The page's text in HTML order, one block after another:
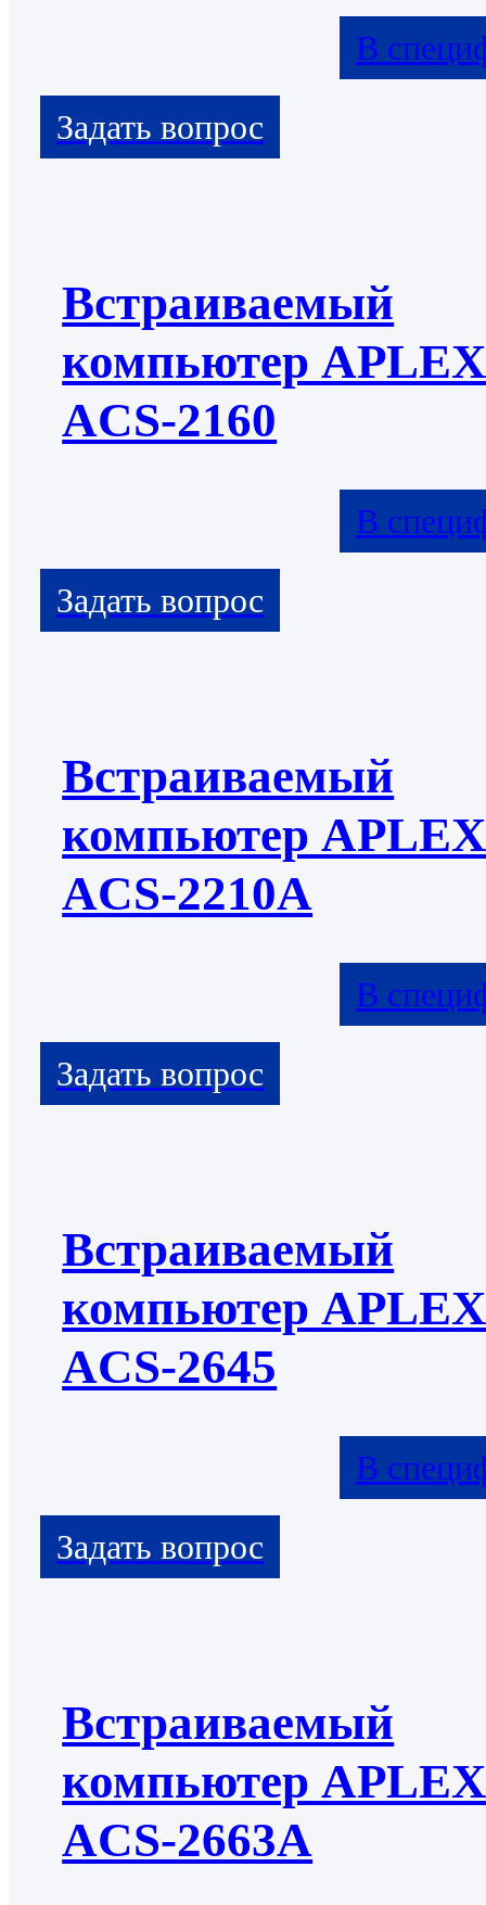
В
Встраиваемый
компьютер
ACS-2160
В
Встраиваемый
компьютер
ACS-2210А
В
Встраиваемый
компьютер
ACS-2645
В
Встраиваемый
компьютер
ACS-2663А